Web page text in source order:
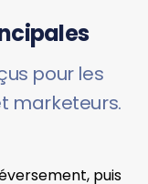
pour les
marketeurs.
puis